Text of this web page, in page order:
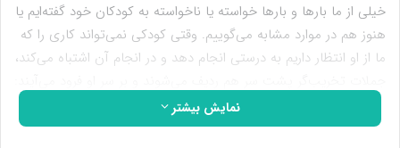
خیلی از ما بارها و بارها خواسته یا ناخواسته به کودکان خود گفته‌ایم یا
هنوز هم در موارد مشابه می‌گوییم. وقتی کودکی نمی‌تواند کاری را که
ما از او انتظار داریم به درستی انجام دهد و در انجام آن اشتباه می‌کند،
«تو نمی‌تونی، دست پا چلفتی، خودم انجام می‌دم نمی‌خواد دیگه
دست بزنی و…»
نمایش بیشتر